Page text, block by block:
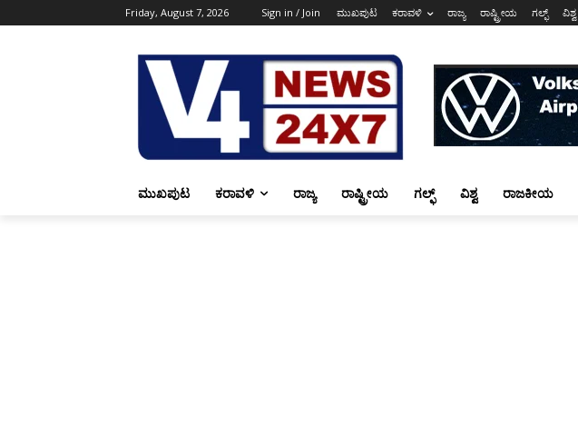
Friday, August 7, 2026 Sign in / Join ಮುಖಪುಟ ಕರಾವಳಿ ರಾಜ್ಯ ರಾಷ್ಟ್ರೀಯ ಗಲ್ಫ್ ವಿಶ್ವ
ಮುಖಪುಟ ಕರಾವಳಿ ರಾಜ್ಯ ರಾಷ್ಟ್ರೀಯ ಗಲ್ಫ್ ವಿಶ್ವ ರಾಜಕೀಯ